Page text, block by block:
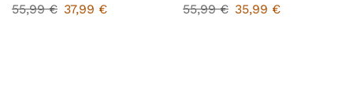
55,99€ 37,99 € 55,99€ 35,99 €